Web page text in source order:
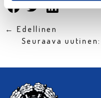
← Edellinen
Seuraava